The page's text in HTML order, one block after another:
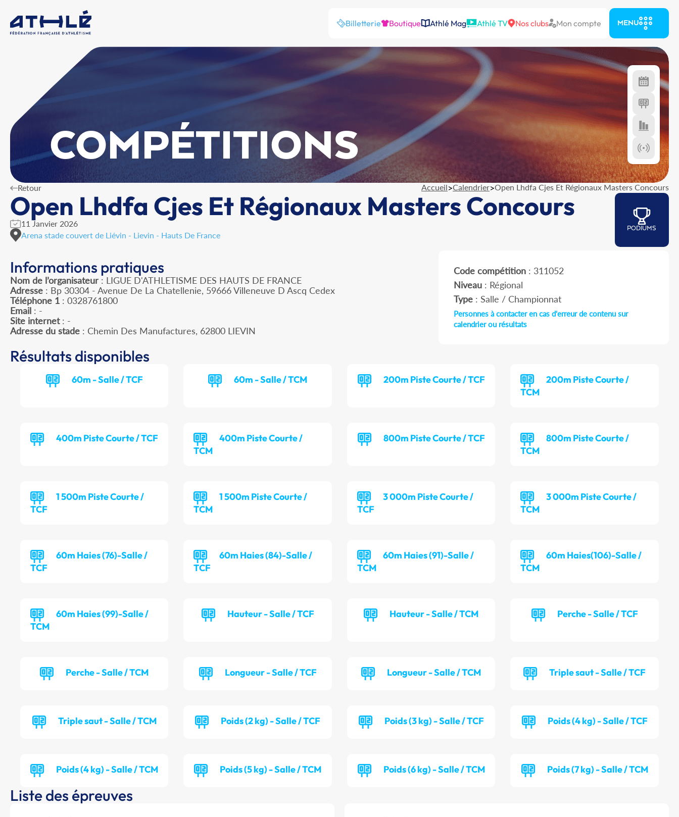
Billetterie Boutique Athlé Mag Athlé TV Nos clubs Mon compte MENU
COMPÉTITIONS
Retour Accueil>Calendrier>Open Lhdfa Cjes Et Régionaux Masters Concours
Open Lhdfa Cjes Et Régionaux Masters Concours
11 Janvier 2026
Arena stade couvert de Liévin - Lievin - Hauts De France
PODIUMS
Informations pratiques
Nom de l’organisateur : LIGUE D'ATHLETISME DES HAUTS DE FRANCE
Adresse : Bp 30304 - Avenue De La Chatellenie, 59666 Villeneuve D Ascq Cedex
Téléphone 1 : 0328761800
Email : -
Site internet: -
Adresse du stade : Chemin Des Manufactures, 62800 LIEVIN
Code compétition: 311052
Niveau: Régional
Type: Salle / Championnat
Personnes à contacter en cas d'erreur de contenu sur
calendrier ou résultats
Résultats disponibles
60m - Salle / TCF 60m - Salle / TCM 200m Piste Courte / TCF
200m Piste Courte /
TCM
400m Piste Courte / TCF
400m Piste Courte /
TCM
800m Piste Courte / TCF
800m Piste Courte /
TCM
1 500m Piste Courte /
TCF
1 500m Piste Courte /
TCM
3 000m Piste Courte /
TCF
3 000m Piste Courte /
TCM
60m Haies (76)-Salle /
TCF
60m Haies (84)-Salle /
TCF
60m Haies (91)-Salle /
TCM
60m Haies(106)-Salle /
TCM
60m Haies (99)-Salle /
TCM
Hauteur - Salle / TCF Hauteur - Salle / TCM Perche - Salle / TCF
Perche - Salle / TCM Longueur - Salle / TCF Longueur - Salle / TCM Triple saut - Salle / TCF
Triple saut - Salle / TCM Poids (2 kg) - Salle / TCF Poids (3 kg) - Salle / TCF Poids (4 kg) - Salle / TCF
Poids (4 kg) - Salle / TCM Poids (5 kg) - Salle / TCM Poids (6 kg) - Salle / TCM Poids (7 kg) - Salle / TCM
Liste des épreuves